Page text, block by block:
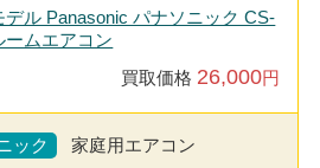
デル Panasonic パナソニック CS-
ームエアコン
買取価格 26,000円
ック
家庭用エアコン